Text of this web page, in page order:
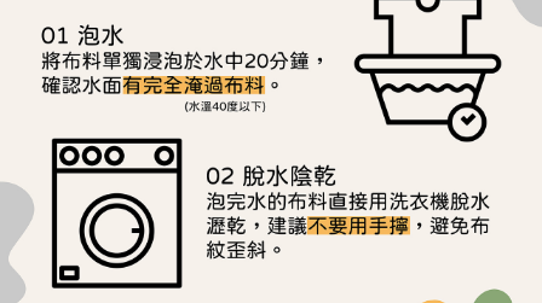
１．透過由恩沛科技股份有限公司提供之「AFTEE先享後付」服務完成之交
易，需依本服務之必要範圍內提供個人資料，並將交易相關給付款項請求債
權轉讓予恩沛科技股份有限公司。
２．關於個人資料處理事宜，請瀏覽以下網址：
https://aftee.tw/terms/#terms3
３．未成年的使用者請事先徵得法定代理人或監護人之同意方可使用
「AFTEE先享後付」，若未經同意申辦者引起之損失，本公司不負相關責
任。
４．使用「AFTEE先享後付」時，將依據個別帳號之用戶狀況，依本公司即
時審查核予不同之上限額度；若仍有額度不足之情形，本公司將視審查結果
請求用戶進行身份認證。
５．嚴禁一人註冊多個帳號或使用他人資訊註冊。若發現惡意使用之情形，
恩沛科技股份有限公司將有權停止該用戶之使用額度並採取法律行動。